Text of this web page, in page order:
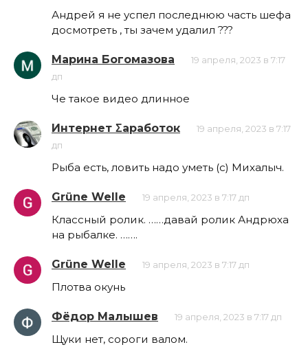
Андрей я не успел последнюю часть шефа
досмотреть , ты зачем удалил ???
Марина Богомазова
19 апреля, 2023 в 7:17
дп
Че такое видео длинное
Интернет Σаработок
19 апреля, 2023 в 7:17
дп
Рыба есть, ловить надо уметь (с) Михалыч.
Grüne Welle 19 апреля, 2023 в 7:17 дп
Классный ролик. ……давай ролик Андрюха
на рыбалке. …….
Grüne Welle 19 апреля, 2023 в 7:17 дп
Плотва окунь
Фёдор Малышев 19 апреля, 2023 в 7:17 дп
Щуки нет, сороги валом.